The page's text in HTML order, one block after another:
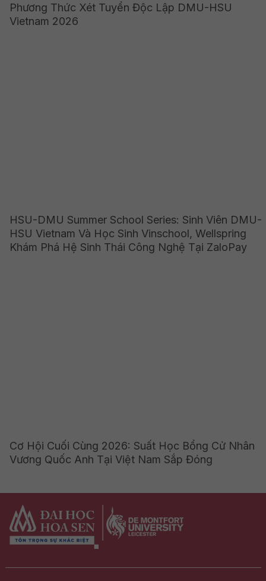
Phương Thức Xét Tuyển Độc Lập DMU-HSU
Vietnam 2026
HSU-DMU Summer School Series: Sinh Viên DMU-
HSU Vietnam Và Học Sinh Vinschool, Wellspring
Khám Phá Hệ Sinh Thái Công Nghệ Tại ZaloPay
Cơ Hội Cuối Cùng 2026: Suất Học Bổng Cử Nhân
Vương Quốc Anh Tại Việt Nam Sắp Đóng